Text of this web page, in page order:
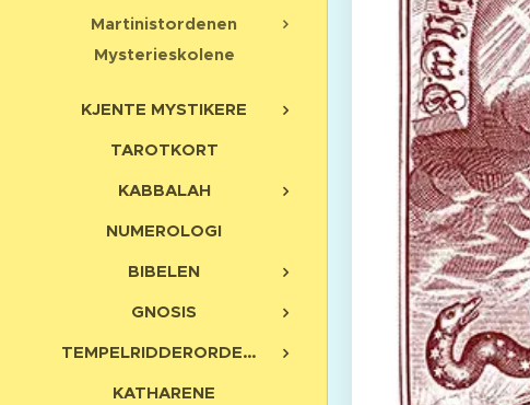
Martinistordenen
Mysterieskolene
KJENTE MYSTIKERE
TAROTKORT
KABBALAH
NUMEROLOGI
BIBELEN
GNOSIS
TEMPELRIDDERORDENEN
KATHARENE